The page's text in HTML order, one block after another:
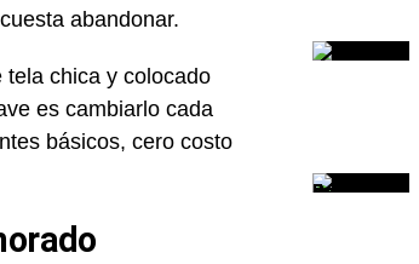
abandonar.
tela chica y colocado
es cambiarlo cada
básicos, cero costo